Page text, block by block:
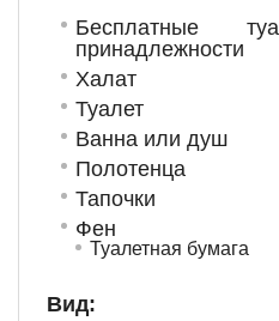
Бесплатные
принадлежности
Халат
Туалет
Ванна или душ
Полотенца
Тапочки
Фен
Туалетная бумага
Вид: